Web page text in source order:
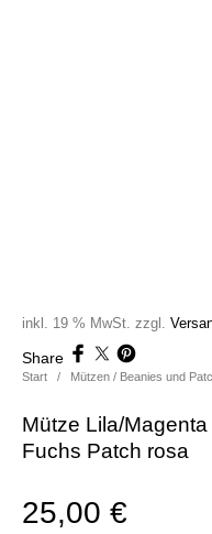
Start / Mützen / Beanies und
Mütze Lila/
Fuchs Patch rosa
25,00€
inkl. 19 % MwSt. zzgl.
Share